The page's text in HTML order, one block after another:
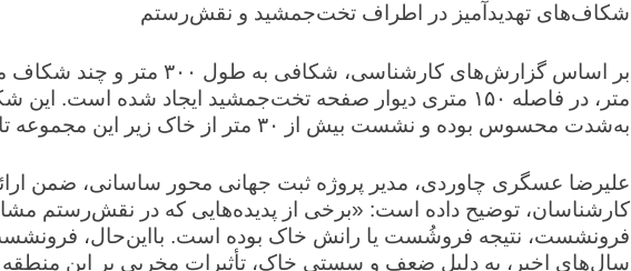
شکاف‌های تهدیدآمیز در اطراف تخت‌جمشید و نقش‌رستم
بر اساس گزارش‌های کارشناسی،
متر، در فاصله ۱۵۰ متری دیوار صفحه تخت‌جمشید ایجاد شده
به‌شدت محسوس بوده و نشست بیش از ۳۰ متر از خاک زیر این مجموعه تاریخی تأیید شده است.
علیرضا عسگری چاوردی، مدیر پروژه ثبت جهانی محور ساسانی، ضمن ارائه
کارشناسان، توضیح داده است: «برخی از پدیده‌هایی که در نقش‌رستم
فرونشست، نتیجه فروشُست یا رانش خاک بوده است. بااین‌حال،
سال‌های اخیر، به دلیل ضعف و سستی خاک، تأثیرات مخربی بر این